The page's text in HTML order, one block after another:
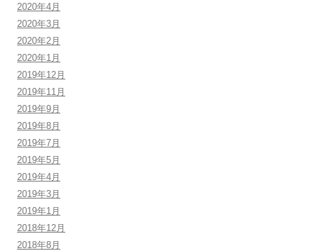
2020年4月
2020年3月
2020年2月
2020年1月
2019年12月
2019年11月
2019年9月
2019年8月
2019年7月
2019年5月
2019年4月
2019年3月
2019年1月
2018年12月
2018年8月